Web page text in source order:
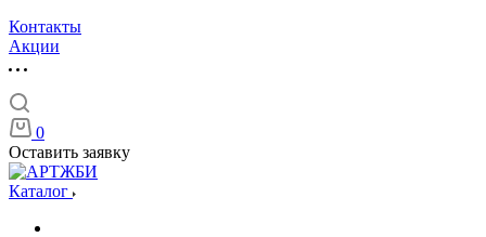
Контакты
Акции
0
Оставить заявку
Каталог